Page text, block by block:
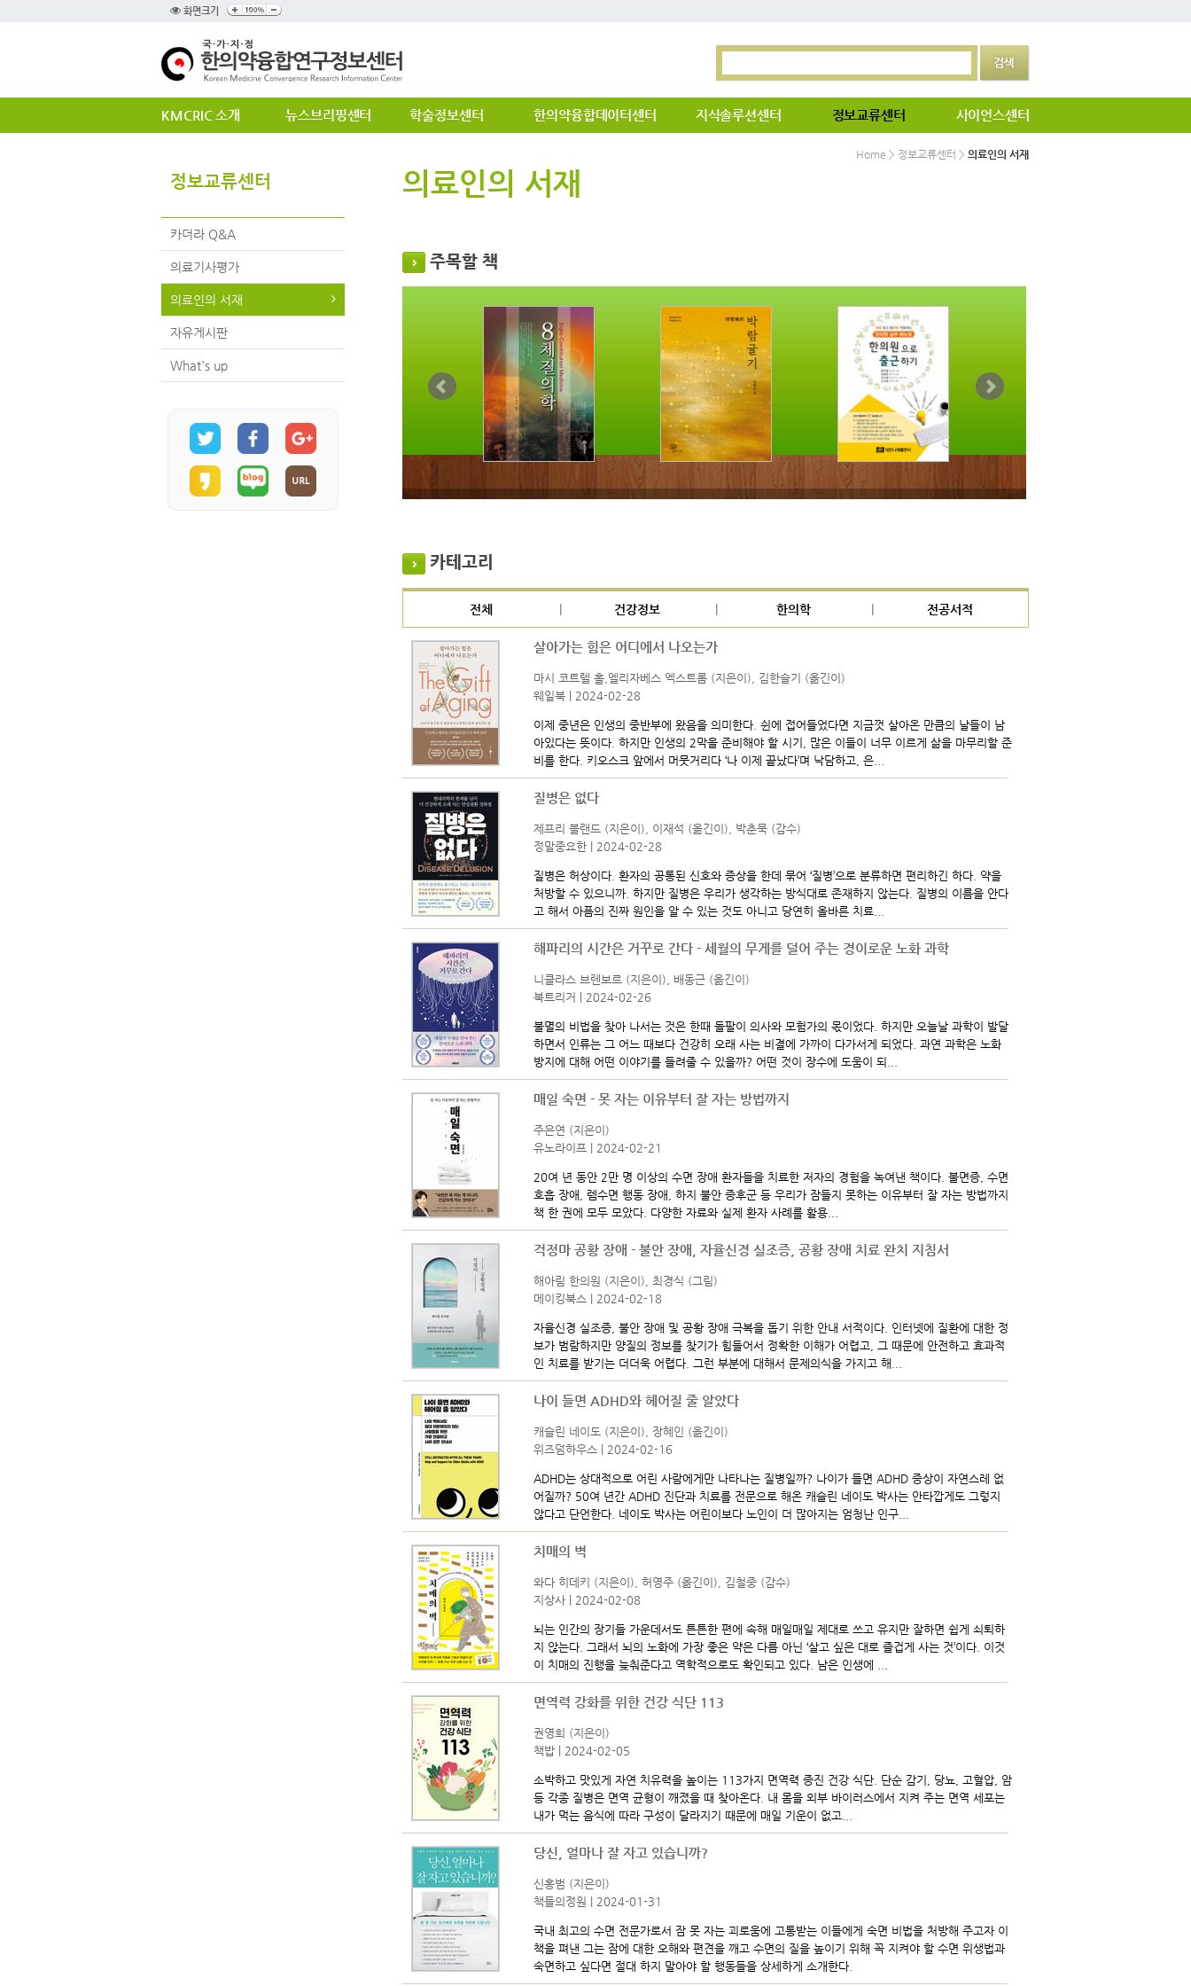
화면크기
KMCRIC 소개 뉴스브리핑센터 학술정보센터 한의약융합데이터센터 지식솔루션센터 정보교류센터 사이언스센터
정보교류센터
카더라 Q&A
의료기사평가
의료인의 서재
자유게시판
What's up
의료인의 서재
Home > 정보교류센터 > 의료인의 서재
주목할 책
카테고리
전체 건강정보 한의학 전공서적
살아가는 힘은 어디에서 나오는가
마시 코트렐 홀,엘리자베스 엑스트롬 (지은이), 김한슬기 (옮긴이)
웨일북 | 2024-02-28
이제 중년은 인생의 중반부에 왔음을 의미한다. 쉰에 접어들었다면 지금껏 살아온 만큼의 날들이 남
아있다는 뜻이다. 하지만 인생의 2막을 준비해야 할 시기, 많은 이들이 너무 이르게 삶을 마무리할 준
비를 한다. 키오스크 앞에서 머뭇거리다 ‘나 이제 끝났다’며 낙담하고, 은...
질병은 없다
제프리 블랜드 (지은이), 이재석 (옮긴이), 박춘묵 (감수)
정말중요한 | 2024-02-28
질병은 허상이다. 환자의 공통된 신호와 증상을 한데 묶어 ‘질병’으로 분류하면 편리하긴 하다. 약을
처방할 수 있으니까. 하지만 질병은 우리가 생각하는 방식대로 존재하지 않는다. 질병의 이름을 안다
고 해서 아픔의 진짜 원인을 알 수 있는 것도 아니고 당연히 올바른 치료...
해파리의 시간은 거꾸로 간다 - 세월의 무게를 덜어 주는 경이로운 노화 과학
니클라스 브렌보르 (지은이), 배동근 (옮긴이)
북트리거 | 2024-02-26
불멸의 비법을 찾아 나서는 것은 한때 돌팔이 의사와 모험가의 몫이었다. 하지만 오늘날 과학이 발달
하면서 인류는 그 어느 때보다 건강히 오래 사는 비결에 가까이 다가서게 되었다. 과연 과학은 노화
방지에 대해 어떤 이야기를 들려줄 수 있을까? 어떤 것이 장수에 도움이 되...
매일 숙면 - 못 자는 이유부터 잘 자는 방법까지
주은연 (지은이)
유노라이프 | 2024-02-21
20여 년 동안 2만 명 이상의 수면 장애 환자들을 치료한 저자의 경험을 녹여낸 책이다. 불면증, 수면
호흡 장애, 렘수면 행동 장애, 하지 불안 증후군 등 우리가 잠들지 못하는 이유부터 잘 자는 방법까지
책 한 권에 모두 모았다. 다양한 자료와 실제 환자 사례를 활용...
걱정마 공황 장애 - 불안 장애, 자율신경 실조증, 공황 장애 치료 완치 지침서
해아림 한의원 (지은이), 최경식 (그림)
메이킹북스 | 2024-02-18
자율신경 실조증, 불안 장애 및 공황 장애 극복을 돕기 위한 안내 서적이다. 인터넷에 질환에 대한 정
보가 범람하지만 양질의 정보를 찾기가 힘들어서 정확한 이해가 어렵고, 그 때문에 안전하고 효과적
인 치료를 받기는 더더욱 어렵다. 그런 부분에 대해서 문제의식을 가지고 해...
나이 들면 ADHD와 헤어질 줄 알았다
캐슬린 네이도 (지은이), 장혜인 (옮긴이)
위즈덤하우스 | 2024-02-16
ADHD는 상대적으로 어린 사람에게만 나타나는 질병일까? 나이가 들면 ADHD 증상이 자연스레 없
어질까? 50여 년간 ADHD 진단과 치료를 전문으로 해온 캐슬린 네이도 박사는 안타깝게도 그렇지
않다고 단언한다. 네이도 박사는 어린이보다 노인이 더 많아지는 엄청난 인구...
치매의 벽
와다 히데키 (지은이), 허영주 (옮긴이), 김철중 (감수)
지상사 | 2024-02-08
뇌는 인간의 장기들 가운데서도 튼튼한 편에 속해 매일매일 제대로 쓰고 유지만 잘하면 쉽게 쇠퇴하
지 않는다. 그래서 뇌의 노화에 가장 좋은 약은 다름 아닌 ‘살고 싶은 대로 즐겁게 사는 것’이다. 이것
이 치매의 진행을 늦춰준다고 역학적으로도 확인되고 있다. 남은 인생에 ...
면역력 강화를 위한 건강 식단 113
권영희 (지은이)
책밥 | 2024-02-05
소박하고 맛있게 자연 치유력을 높이는 113가지 면역력 증진 건강 식단. 단순 감기, 당뇨, 고혈압, 암
등 각종 질병은 면역 균형이 깨졌을 때 찾아온다. 내 몸을 외부 바이러스에서 지켜 주는 면역 세포는
내가 먹는 음식에 따라 구성이 달라지기 때문에 매일 기운이 없고...
당신, 얼마나 잘 자고 있습니까?
신홍범 (지은이)
책들의정원 | 2024-01-31
국내 최고의 수면 전문가로서 잠 못 자는 괴로움에 고통받는 이들에게 숙면 비법을 처방해 주고자 이
책을 펴낸 그는 잠에 대한 오해와 편견을 깨고 수면의 질을 높이기 위해 꼭 지켜야 할 수면 위생법과
숙면하고 싶다면 절대 하지 말아야 할 행동들을 상세하게 소개한다.